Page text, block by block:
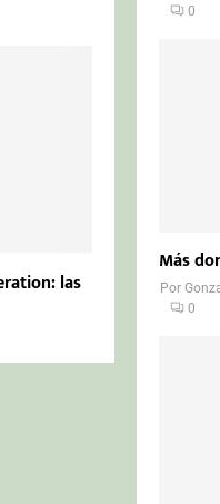
las
0
Más
Por
0